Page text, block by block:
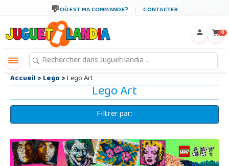
OÙ EST MA COMMANDE? CONTACTER
0
Accueil>Lego>Lego Art
Lego Art
Filtrer par: